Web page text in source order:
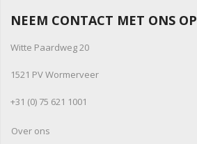
NEEM CONTACT MET ONS OP
Witte Paardweg 20
1521 PV Wormerveer
+31 (0) 75 621 1001
Over ons